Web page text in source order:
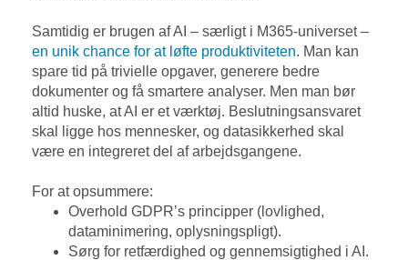
Samtidig er brugen af AI – særligt i M365-universet –
en unik chance for at løfte produktiviteten. Man kan
spare tid på trivielle opgaver, generere bedre
dokumenter og få smartere analyser. Men man bør
altid huske, at AI er et værktøj. Beslutningsansvaret
skal ligge hos mennesker, og datasikkerhed skal
være en integreret del af arbejdsgangene.
For at opsummere:
Overhold GDPR’s principper (lovlighed,
dataminimering, oplysningspligt).
Sørg for retfærdighed og gennemsigtighed i AI.